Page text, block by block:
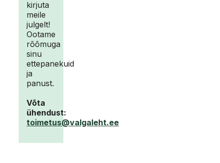
kirjuta
meile
julgelt!
Ootame
rõõmuga
sinu
ettepanekuid
ja
panust.
Võta
ühendust:
toimetus@valgaleht.ee